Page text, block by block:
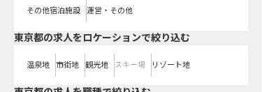
その他宿泊施設 運営・その他
東京都の求人をロケーションで絞り込む
温泉地 市街地 観光地 スキー場 リゾート地